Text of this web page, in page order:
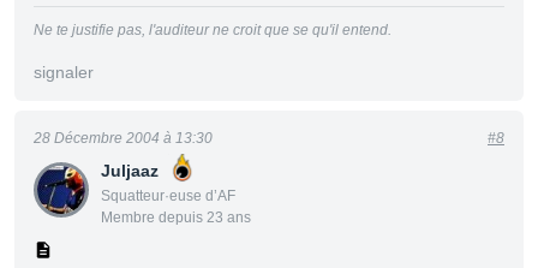
Ne te justifie pas, l'auditeur ne croit que se qu'il entend.
signaler
Juljaaz
Squatteur·euse d’AF
Membre depuis 23 ans
28 Décembre 2004 à 13:30 #8